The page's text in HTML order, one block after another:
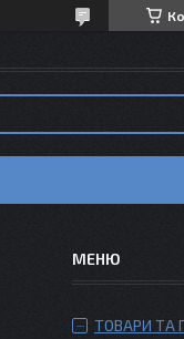
ТОВАРИ ТА